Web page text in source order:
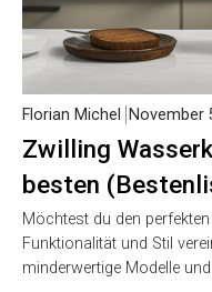
Zwilling
besten
Florian Michel November
Möchtest du den
Funktionalität und Stil
minderwertige Modelle